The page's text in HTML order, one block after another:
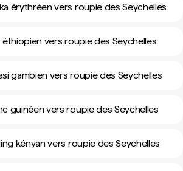
érythréen vers roupie des Seychelles
vers roupie des Seychelles
gambien vers roupie des Seychelles
guinéen vers roupie des Seychelles
kényan vers roupie des Seychelles